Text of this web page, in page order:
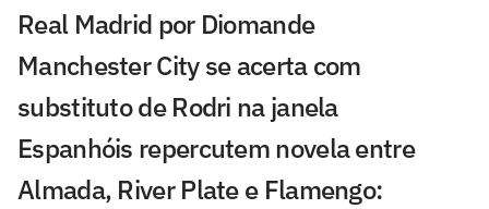
Real Madrid por Diomande
Manchester City se acerta com
substituto de Rodri na janela
Espanhóis repercutem novela entre
Almada, River Plate e Flamengo: